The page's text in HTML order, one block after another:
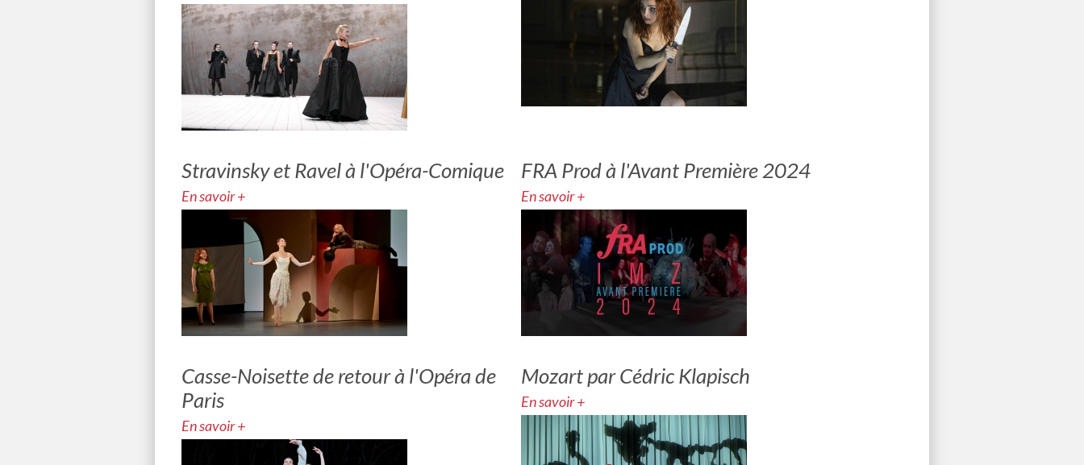
Stravinsky et Ravel à l'Opéra-Comique
En savoir +
FRA Prod à l'Avant Première 2024
En savoir +
Casse-Noisette de retour à l'Opéra de
Paris
En savoir +
Mozart par Cédric Klapisch
En savoir +